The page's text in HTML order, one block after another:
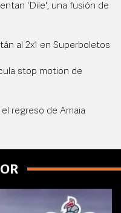
'Dile', una fusión de
al 2x1 en Superboletos
stop motion de
regreso de Amaia